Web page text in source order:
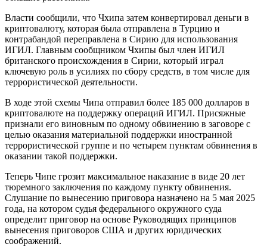
Власти сообщили, что Чхипа затем конвертировал деньги в
криптовалюту, которая была отправлена ​​в Турцию и
контрабандой переправлена ​​в Сирию для использования
ИГИЛ. Главным сообщником Чхипы был член ИГИЛ
британского происхождения в Сирии, который играл
ключевую роль в усилиях по сбору средств, в том числе для
террористической деятельности.
В ходе этой схемы Чипа отправил более 185 000 долларов в
криптовалюте на поддержку операций ИГИЛ. Присяжные
признали его виновным по одному обвинению в заговоре с
целью оказания материальной поддержки иностранной
террористической группе и по четырем пунктам обвинения в
оказании такой поддержки.
Теперь Чипе грозит максимальное наказание в виде 20 лет
тюремного заключения по каждому пункту обвинения.
Слушание по вынесению приговора назначено на 5 мая 2025
года, на котором судья федерального окружного суда
определит приговор на основе Руководящих принципов
вынесения приговоров США и других юридических
соображений.